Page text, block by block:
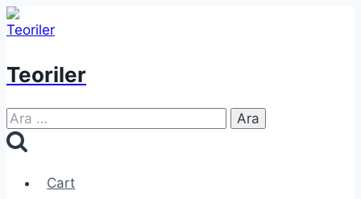
Skip
to
Teoriler
Arama:
Cart